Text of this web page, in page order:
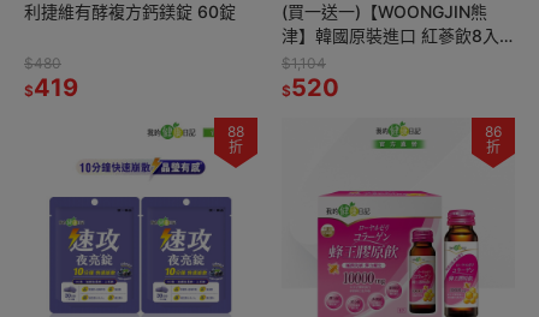
利捷維有酵複方鈣鎂錠 60錠
$480
$419
(買一送一)【WOONGJIN熊
津】韓國原裝進口 紅蔘飲8入
組 (70ml*8入) (效期：
2027/11/01)
$1,104
$520
88
折
86
折